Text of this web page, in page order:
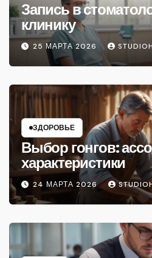
Запись в
клинику
25 МАРТА 2026
ЗДОРОВЬЕ
Выбор гонгов:
характеристики
24 МАРТА 2026